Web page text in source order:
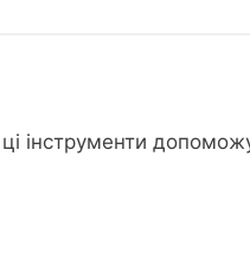
інструменти